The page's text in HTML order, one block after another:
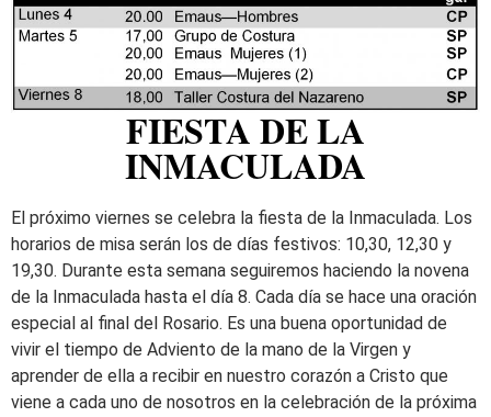
FIESTA DE LA
INMACULADA
El próximo viernes se celebra la fiesta de la Inmaculada. Los
horarios de misa serán los de días festivos: 10,30, 12,30 y
19,30. Durante esta semana seguiremos haciendo la novena
de la Inmaculada hasta el día 8. Cada día se hace una oración
especial al final del Rosario. Es una buena oportunidad de
vivir el tiempo de Adviento de la mano de la Virgen y
aprender de ella a recibir en nuestro corazón a Cristo que
viene a cada uno de nosotros en la celebración de la próxima